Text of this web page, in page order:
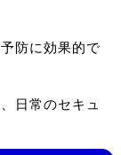
防に効果的で
日常のセキュ